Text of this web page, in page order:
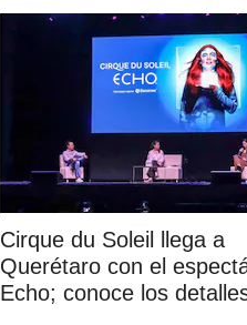
Cirque du Soleil llega a
Querétaro con el
Echo; conoce los